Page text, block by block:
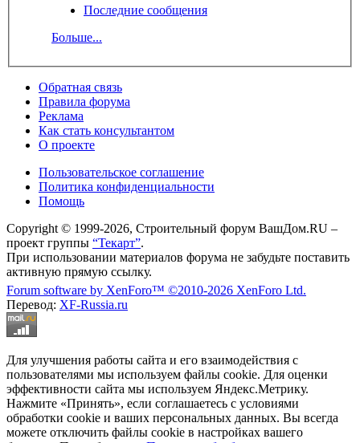
Последние сообщения
Больше...
Обратная связь
Правила форума
Реклама
Как стать консультантом
О проекте
Пользовательское соглашение
Политика конфиденциальности
Помощь
Copyright © 1999-2026, Строительный форум ВашДом.RU –
проект группы “Текарт”.
При использовании материалов форума не забудьте поставить
активную прямую ссылку.
Forum software by XenForo™ ©2010-2026 XenForo Ltd.
Перевод: XF-Russia.ru
Для улучшения работы сайта и его взаимодействия с
пользователями мы используем файлы cookie. Для оценки
эффективности сайта мы используем Яндекс.Метрику.
Нажмите «Принять», если соглашаетесь с условиями
обработки cookie и ваших персональных данных. Вы всегда
можете отключить файлы cookie в настройках вашего